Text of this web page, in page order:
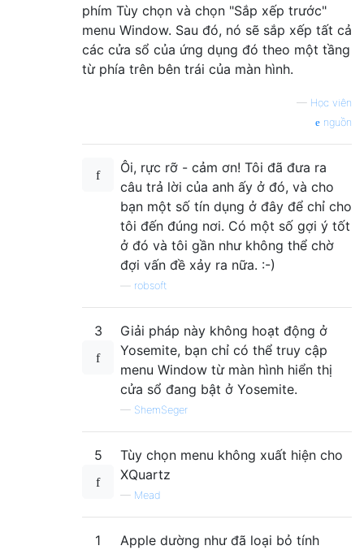
phím Tùy chọn và chọn "Sắp xếp trước"
menu Window. Sau đó, nó sẽ sắp xếp tất cả
các cửa sổ của ứng dụng đó theo một tầng
từ phía trên bên trái của màn hình.
— Học viên
nguồn
Ôi, rực rỡ - cảm ơn! Tôi đã đưa ra
câu trả lời của anh ấy ở đó, và cho
bạn một số tín dụng ở đây để chỉ cho
tôi đến đúng nơi. Có một số gợi ý tốt
ở đó và tôi gần như không thể chờ
đợi vấn đề xảy ra nữa. :-)
robsoft
3
Giải pháp này không hoạt động ở
Yosemite, bạn chỉ có thể truy cập
menu Window từ màn hình hiển thị
cửa sổ đang bật ở Yosemite.
— ShemSeger
5
Tùy chọn menu không xuất hiện cho
XQuartz
— Mead
1
Apple dường như đã loại bỏ tính